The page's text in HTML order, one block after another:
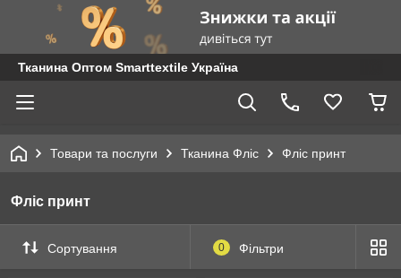
Тканина Оптом Smarttextile Україна
Товари та послуги Тканина Фліс Фліс принт
Фліс принт
Сортування 0 Фільтри